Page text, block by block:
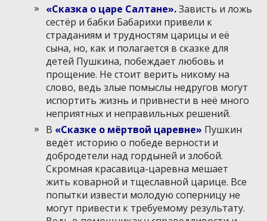
«Сказка о царе Салтане».Зависть и ложь
сестёр и бабки Бабарихи привели к
страданиям и трудностям царицы и её
сына, но, как и полагается в сказке для
детей Пушкина, побеждает любовь и
прощение. Не стоит верить никому на
слово, ведь злые помыслы недругов могут
испортить жизнь и привнести в неё много
неприятных и неправильных решений.
В «Сказке о мёртвой царевне» Пушкин
ведёт историю о победе верности и
добродетели над гордыней и злобой.
Скромная красавица-царевна мешает
жить коварной и тщеславной царице. Все
попытки извести молодую соперницу не
могут привести к требуемому результату.